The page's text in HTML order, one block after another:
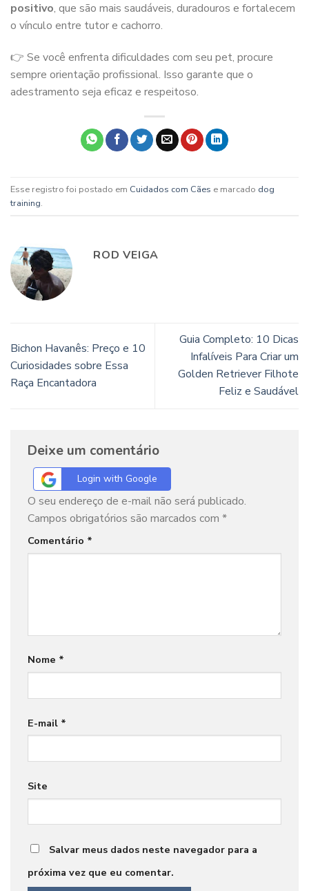
positivo, que são mais saudáveis, duradouros e fortalecem
o vínculo entre tutor e cachorro.
👉 Se você enfrenta dificuldades com seu pet, procure
sempre orientação profissional. Isso garante que o
adestramento seja eficaz e respeitoso.
Esse registro foi postado em Cuidados com Cães e marcado dog
training.
ROD VEIGA
Bichon Havanês: Preço e 10
Curiosidades sobre Essa
Raça Encantadora
Guia Completo: 10 Dicas
Infalíveis Para Criar um
Golden Retriever Filhote
Feliz e Saudável
Deixe um comentário
Login with Google
O seu endereço de e-mail não será publicado.
Campos obrigatórios são marcados com *
Comentário *
Nome *
E-mail *
Site
Salvar meus dados neste navegador para a
próxima vez que eu comentar.